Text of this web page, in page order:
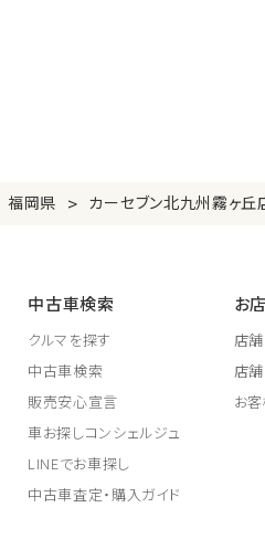
福岡県 > カーセブン北九州霧ヶ丘
中古車検索
クルマを探す
中古車検索
販売安心宣言
車お探しコンシェルジュ
LINEでお車探し
中古車査定・購入ガイド
お
店
店
お